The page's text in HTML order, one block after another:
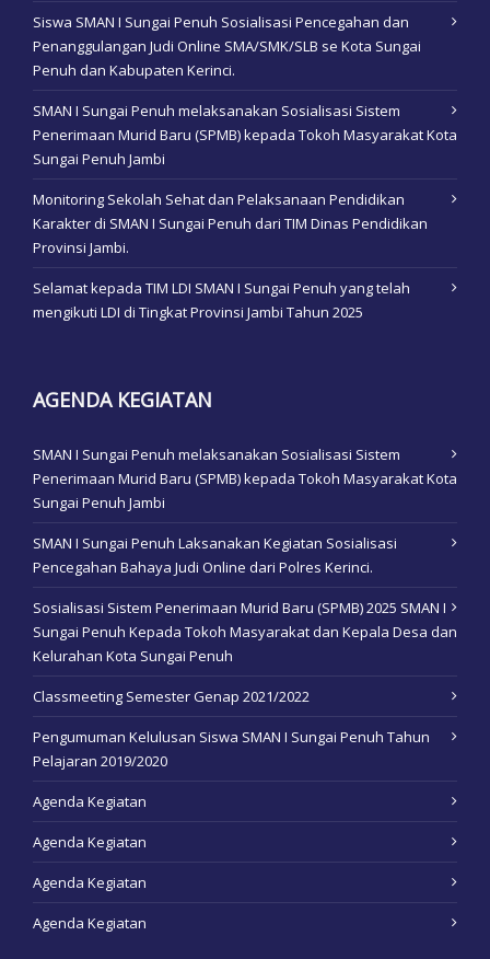
Siswa SMAN I Sungai Penuh Sosialisasi Pencegahan dan
Penanggulangan Judi Online SMA/SMK/SLB se Kota Sungai
Penuh dan Kabupaten Kerinci.
SMAN I Sungai Penuh melaksanakan Sosialisasi Sistem
Penerimaan Murid Baru (SPMB) kepada Tokoh Masyarakat Kota
Sungai Penuh Jambi
Monitoring Sekolah Sehat dan Pelaksanaan Pendidikan
Karakter di SMAN I Sungai Penuh dari TIM Dinas Pendidikan
Provinsi Jambi.
Selamat kepada TIM LDI SMAN I Sungai Penuh yang telah
mengikuti LDI di Tingkat Provinsi Jambi Tahun 2025
AGENDA KEGIATAN
SMAN I Sungai Penuh melaksanakan Sosialisasi Sistem
Penerimaan Murid Baru (SPMB) kepada Tokoh Masyarakat Kota
Sungai Penuh Jambi
SMAN I Sungai Penuh Laksanakan Kegiatan Sosialisasi
Pencegahan Bahaya Judi Online dari Polres Kerinci.
Sosialisasi Sistem Penerimaan Murid Baru (SPMB) 2025 SMAN I
Sungai Penuh Kepada Tokoh Masyarakat dan Kepala Desa dan
Kelurahan Kota Sungai Penuh
Classmeeting Semester Genap 2021/2022
Pengumuman Kelulusan Siswa SMAN I Sungai Penuh Tahun
Pelajaran 2019/2020
Agenda Kegiatan
Agenda Kegiatan
Agenda Kegiatan
Agenda Kegiatan